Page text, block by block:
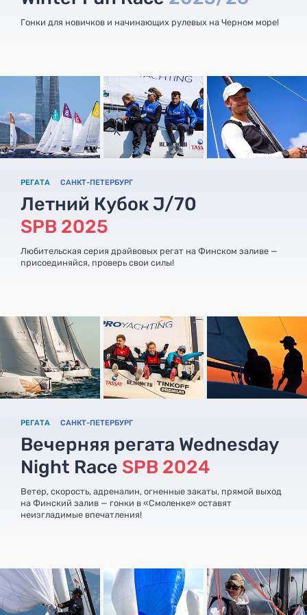
Гонки для новичков и начинающих рулевых на Черном море!
РЕГАТА САНКТ-ПЕТЕРБУРГ
Летний Кубок J/70
SPB 2025
Любительская серия драйвовых регат на Финском заливе —
присоединяйся, проверь свои силы!
РЕГАТА САНКТ-ПЕТЕРБУРГ
Вечерняя регата Wednesday
Night Race SPB 2024
Ветер, скорость, адреналин, огненные закаты, прямой выход
на Финский залив — гонки в «Смоленке» оставят
неизгладимые впечатления!